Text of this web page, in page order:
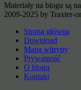
Materiały na blogu są
2009-2025 by Traxter-
Strona główna
Download
Mapa witryny
Prywatność
O blogu
Kontakt